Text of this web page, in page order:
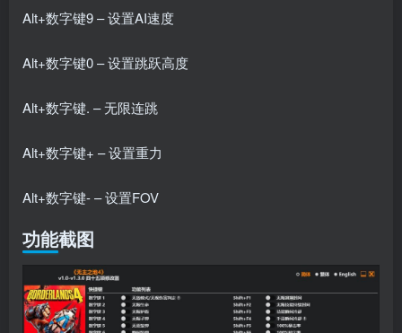
Alt+数字键9 – 设置AI速度
Alt+数字键0 – 设置跳跃高度
Alt+数字键. – 无限连跳
Alt+数字键+ – 设置重力
Alt+数字键- – 设置FOV
功能截图